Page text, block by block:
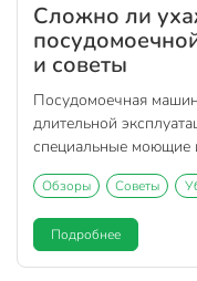
Сложно ли
и советы
Посудомоечная
длительной
специальные моющие
Обзоры Советы
Подробнее